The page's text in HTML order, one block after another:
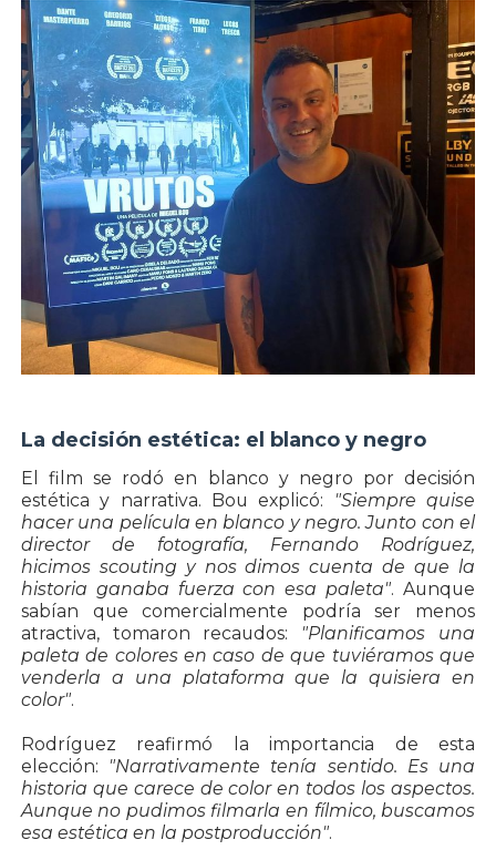
La decisión estética: el blanco y negro
El film se rodó en blanco y negro por decisión
estética y narrativa. Bou explicó: "Siempre quise
hacer una película en blanco y negro. Junto con el
director de fotografía, Fernando Rodríguez,
hicimos scouting y nos dimos cuenta de que la
historia ganaba fuerza con esa paleta". Aunque
sabían que comercialmente podría ser menos
atractiva, tomaron recaudos: "Planificamos una
paleta de colores en caso de que tuviéramos que
venderla a una plataforma que la quisiera en
color".
Rodríguez reafirmó la importancia de esta
elección: "Narrativamente tenía sentido. Es una
historia que carece de color en todos los aspectos.
Aunque no pudimos filmarla en fílmico, buscamos
esa estética en la postproducción".